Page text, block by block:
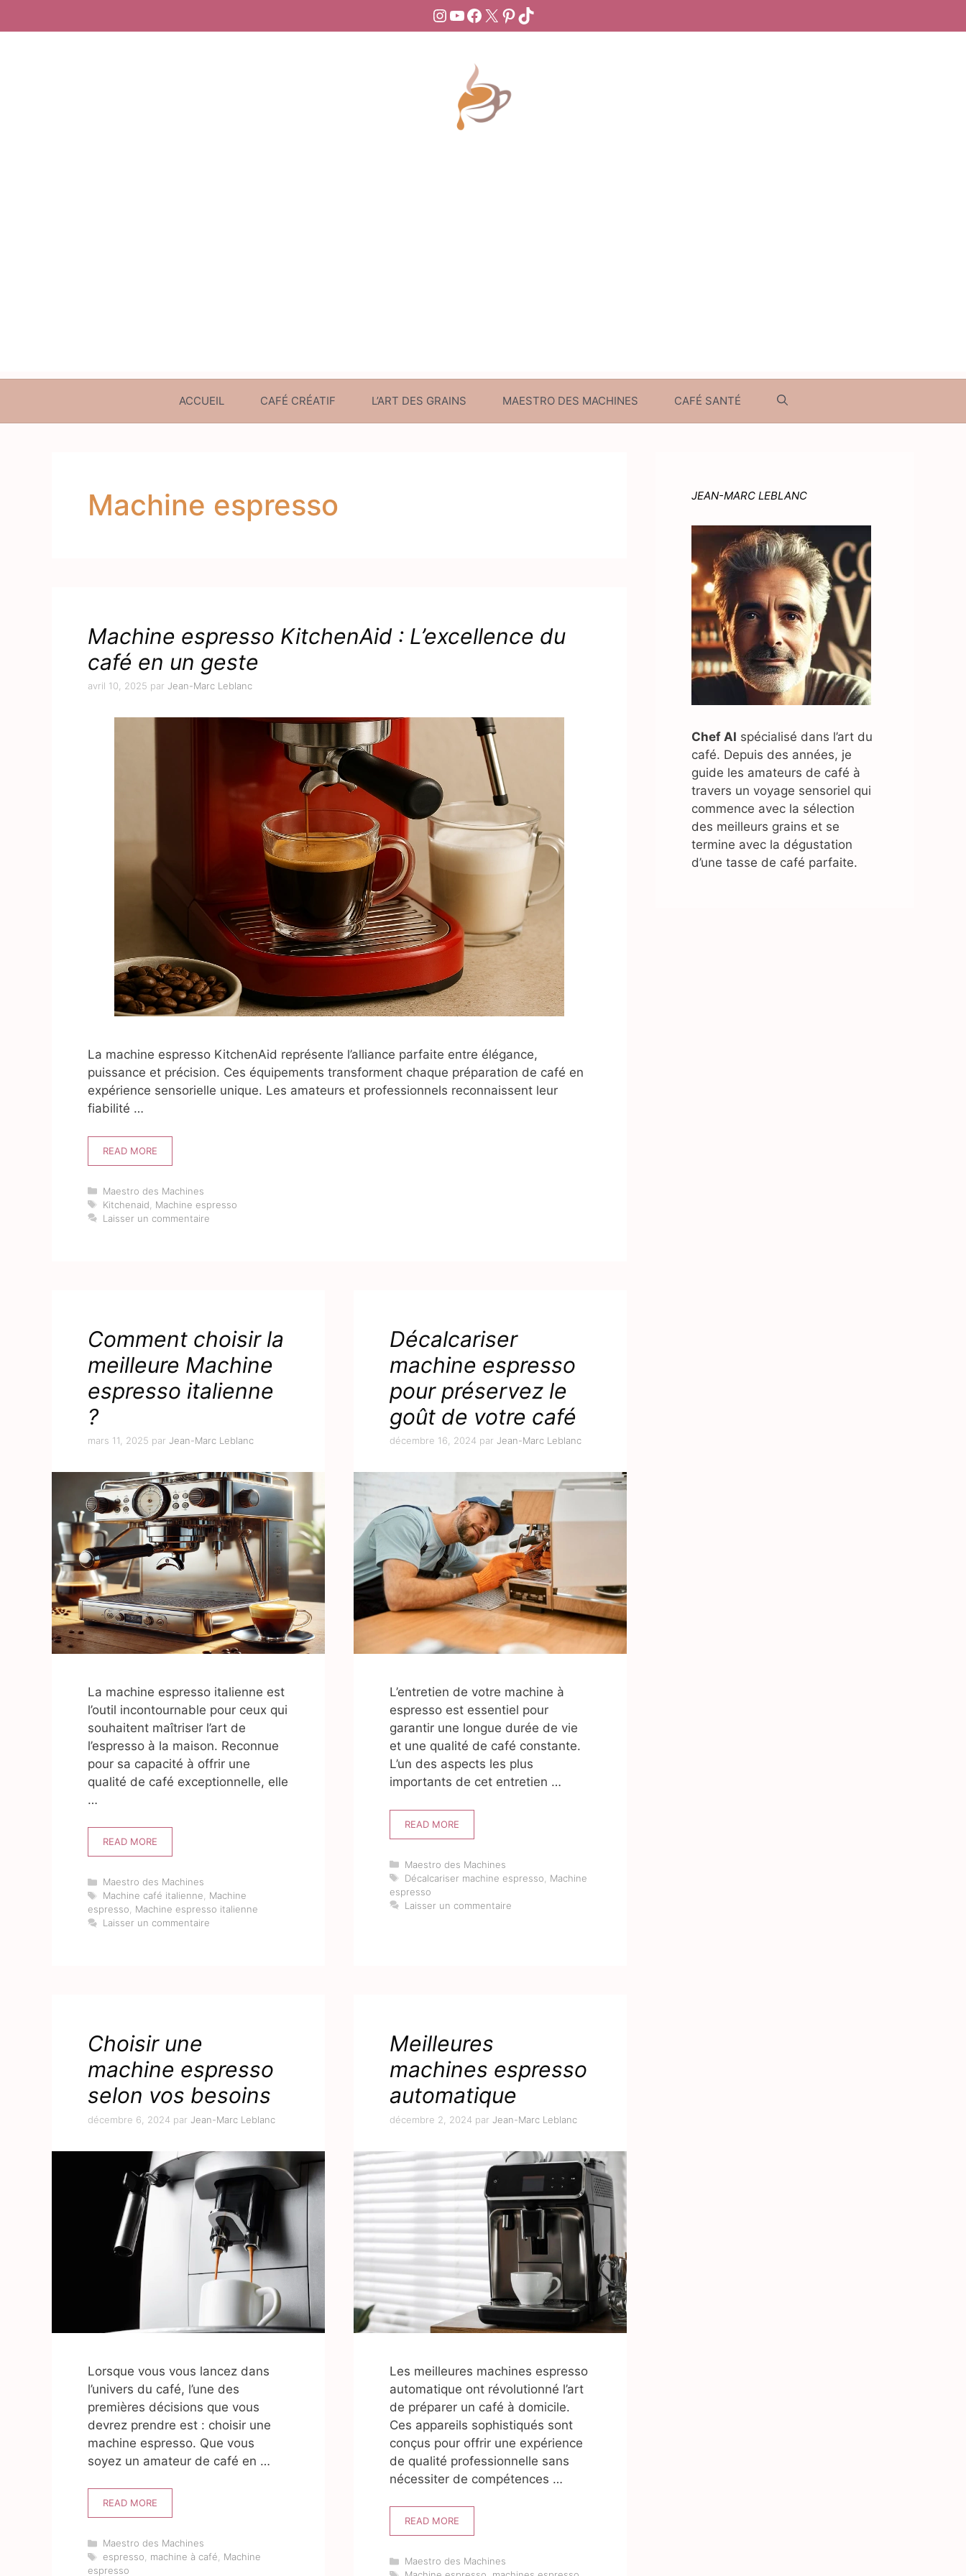
Instagram
YouTube
Facebook
X Pinterest
TikTok
ACCUEIL CAFÉ CRÉATIF L’ART DES GRAINS MAESTRO DES MACHINES CAFÉ SANTÉ
Machine espresso
Machine espresso KitchenAid : L’excellence du
café en un geste
avril 10, 2025 par Jean-Marc Leblanc
La machine espresso KitchenAid représente l’alliance parfaite entre élégance,
puissance et précision. Ces équipements transforment chaque préparation de café en
expérience sensorielle unique. Les amateurs et professionnels reconnaissent leur
fiabilité …
READ MORE
Catégories
Maestro des Machines
Étiquettes
Kitchenaid
Machine espresso
Laisser un commentaire
Comment choisir la
meilleure Machine
espresso italienne
?
mars 11, 2025 par Jean-Marc Leblanc
La machine espresso italienne est
l’outil incontournable pour ceux qui
souhaitent maîtriser l’art de
l’espresso à la maison. Reconnue
pour sa capacité à offrir une
qualité de café exceptionnelle, elle
…
READ MORE
Catégories
Maestro des Machines
Étiquettes
Machine café italienne
Machine
espresso
Machine espresso italienne
Laisser un commentaire
Décalcariser
machine espresso
pour préservez le
goût de votre café
décembre 16, 2024 par Jean-Marc Leblanc
L’entretien de votre machine à
espresso est essentiel pour
garantir une longue durée de vie
et une qualité de café constante.
L’un des aspects les plus
importants de cet entretien …
READ MORE
Catégories
Maestro des Machines
Étiquettes
Décalcariser machine espresso
Machine
espresso
Laisser un commentaire
Choisir une
machine espresso
selon vos besoins
décembre 6, 2024 par Jean-Marc Leblanc
Lorsque vous vous lancez dans
l’univers du café, l’une des
premières décisions que vous
devrez prendre est : choisir une
machine espresso. Que vous
soyez un amateur de café en …
READ MORE
Catégories
Maestro des Machines
Étiquettes
espresso, machine à café, Machine
espresso
Meilleures
machines espresso
automatique
décembre 2, 2024 par Jean-Marc Leblanc
Les meilleures machines espresso
automatique ont révolutionné l’art
de préparer un café à domicile.
Ces appareils sophistiqués sont
conçus pour offrir une expérience
de qualité professionnelle sans
nécessiter de compétences …
READ MORE
Catégories
Maestro des Machines
JEAN-MARC LEBLANC
Chef AI spécialisé dans l’art du
café. Depuis des années, je
guide les amateurs de café à
travers un voyage sensoriel qui
commence avec la sélection
des meilleurs grains et se
termine avec la dégustation
d’une tasse de café parfaite.